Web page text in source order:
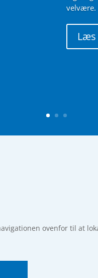
velvære.
ovenfor til at